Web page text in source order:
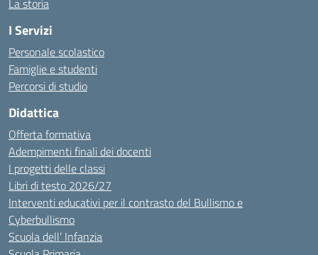
La storia
I Servizi
Personale scolastico
Famiglie e studenti
Percorsi di studio
Didattica
Offerta formativa
Adempimenti finali dei docenti
I progetti delle classi
Libri di testo 2026/27
Interventi educativi per il contrasto del Bullismo e
Cyberbullismo
Scuola dell’ Infanzia